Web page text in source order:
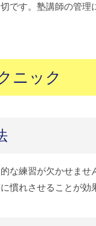
です。塾講師の管
ニック
な練習が欠かせませ
慣れさせることが効